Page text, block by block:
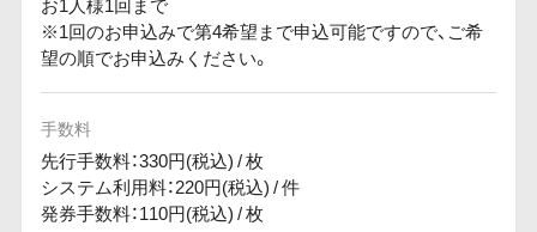
※1回のお申込みで第4希望まで申込可能ですので、ご希
望の順でお申込みください。
手数料
先行手数料：330円(税込) / 枚
システム利用料：220円(税込) / 件
発券手数料：110円(税込) / 枚